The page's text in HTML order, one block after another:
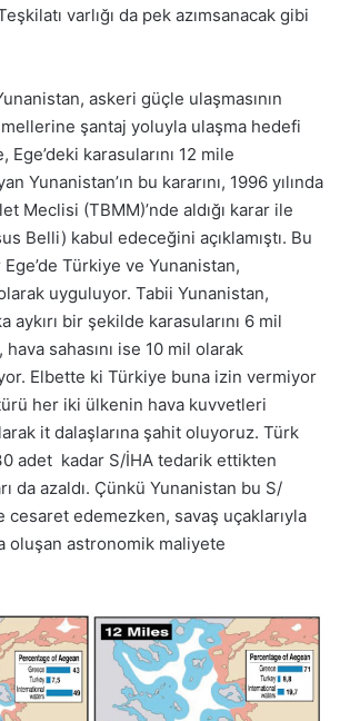
varlığı da pek azımsanacak gibi
askeri güçle ulaşmasının
şantaj yoluyla ulaşma hedefi
karasularını 12 mile
Yunanistan’ın bu kararını, 1996 yılında
Meclisi (TBMM)’nde aldığı karar ile
Belli) kabul edeceğini açıklamıştı. Bu
Ege’de Türkiye ve Yunanistan,
uyguluyor. Tabii Yunanistan,
aykırı bir şekilde karasularını 6 mil
sahasını ise 10 mil olarak
Elbette ki Türkiye buna izin vermiyor
her iki ülkenin hava kuvvetleri
it dalaşlarına şahit oluyoruz. Türk
adet kadar S/İHA tedarik ettikten
da azaldı. Çünkü Yunanistan bu S/
cesaret edemezken, savaş uçaklarıyla
oluşan astronomik maliyete